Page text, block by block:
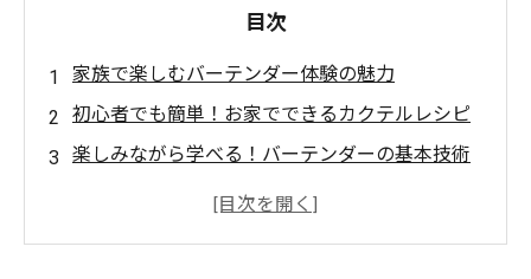
目次
家族で楽しむバーテンダー体験の魅力
初心者でも簡単！お家でできるカクテルレシピ
楽しみながら学べる！バーテンダーの基本技術
子供も参加できる！ノンアルコールカクテルの